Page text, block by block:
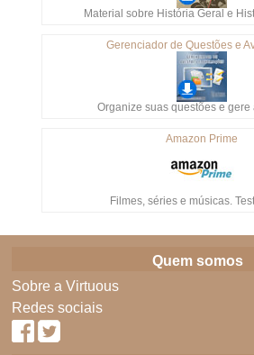
Material sobre História Geral e
Gerenciador de Questões e
Organize suas questões e gere
Amazon Prime
Filmes, séries e músicas.
Quem somos
Sobre a Virtuous
Redes sociais